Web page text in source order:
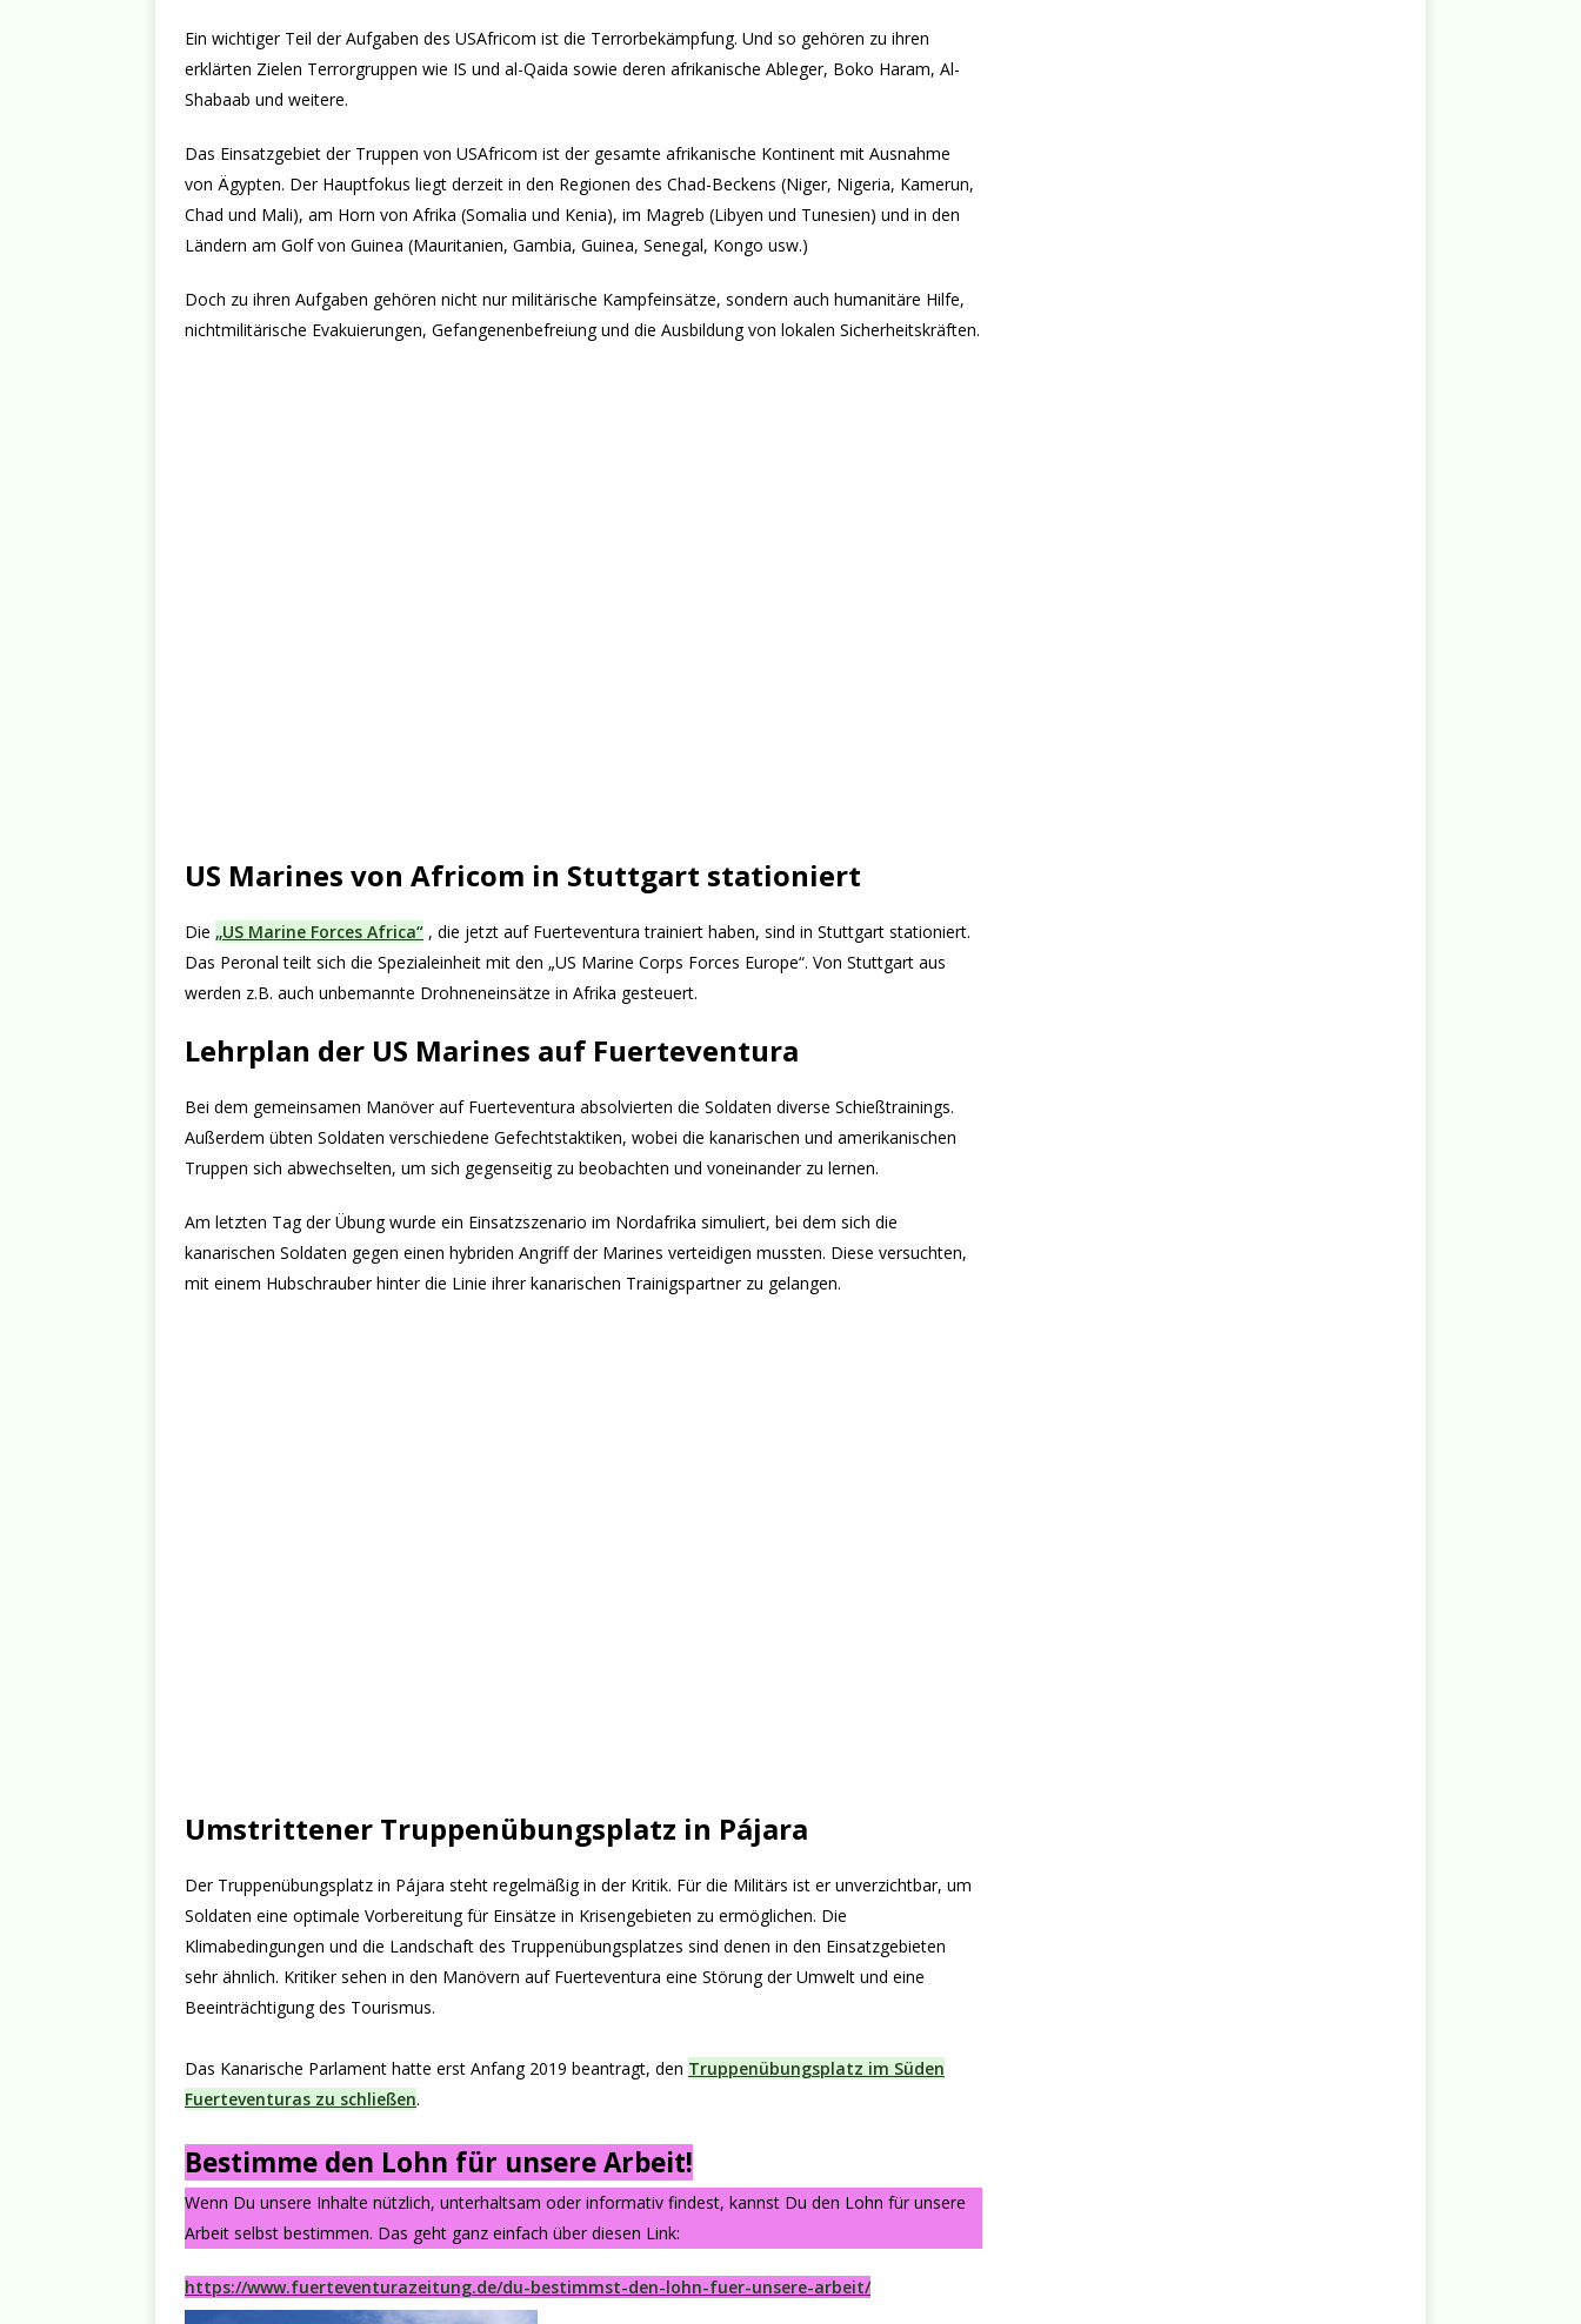
Ein wichtiger Teil der Aufgaben des USAfricom ist die Terrorbekämpfung. Und so gehören zu ihren
erklärten Zielen Terrorgruppen wie IS und al-Qaida sowie deren afrikanische Ableger, Boko Haram, Al-
Shabaab und weitere.
Das Einsatzgebiet der Truppen von USAfricom ist der gesamte afrikanische Kontinent mit Ausnahme
von Ägypten. Der Hauptfokus liegt derzeit in den Regionen des Chad-Beckens (Niger, Nigeria, Kamerun,
Chad und Mali), am Horn von Afrika (Somalia und Kenia), im Magreb (Libyen und Tunesien) und in den
Ländern am Golf von Guinea (Mauritanien, Gambia, Guinea, Senegal, Kongo usw.)
Doch zu ihren Aufgaben gehören nicht nur militärische Kampfeinsätze, sondern auch humanitäre Hilfe,
nichtmilitärische Evakuierungen, Gefangenenbefreiung und die Ausbildung von lokalen Sicherheitskräften.
US Marines von Africom in Stuttgart stationiert
Die „US Marine Forces Africa“ , die jetzt auf Fuerteventura trainiert haben, sind in Stuttgart stationiert.
Das Peronal teilt sich die Spezialeinheit mit den „US Marine Corps Forces Europe“. Von Stuttgart aus
werden z.B. auch unbemannte Drohneneinsätze in Afrika gesteuert.
Lehrplan der US Marines auf Fuerteventura
Bei dem gemeinsamen Manöver auf Fuerteventura absolvierten die Soldaten diverse Schießtrainings.
Außerdem übten Soldaten verschiedene Gefechtstaktiken, wobei die kanarischen und amerikanischen
Truppen sich abwechselten, um sich gegenseitig zu beobachten und voneinander zu lernen.
Am letzten Tag der Übung wurde ein Einsatzszenario im Nordafrika simuliert, bei dem sich die
kanarischen Soldaten gegen einen hybriden Angriff der Marines verteidigen mussten. Diese versuchten,
mit einem Hubschrauber hinter die Linie ihrer kanarischen Trainigspartner zu gelangen.
Umstrittener Truppenübungsplatz in Pájara
Der Truppenübungsplatz in Pájara steht regelmäßig in der Kritik. Für die Militärs ist er unverzichtbar, um
Soldaten eine optimale Vorbereitung für Einsätze in Krisengebieten zu ermöglichen. Die
Klimabedingungen und die Landschaft des Truppenübungsplatzes sind denen in den Einsatzgebieten
sehr ähnlich. Kritiker sehen in den Manövern auf Fuerteventura eine Störung der Umwelt und eine
Beeinträchtigung des Tourismus.
Das Kanarische Parlament hatte erst Anfang 2019 beantragt, den Truppenübungsplatz im Süden
Fuerteventuras zu schließen.
Bestimme den Lohn für unsere Arbeit!
Wenn Du unsere Inhalte nützlich, unterhaltsam oder informativ findest, kannst Du den Lohn für unsere
Arbeit selbst bestimmen. Das geht ganz einfach über diesen Link:
https://www.fuerteventurazeitung.de/du-bestimmst-den-lohn-fuer-unsere-arbeit/